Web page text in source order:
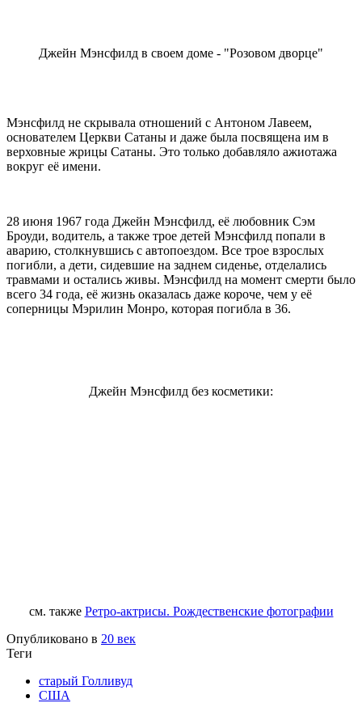
Джейн Мэнсфилд в своем доме - "Розовом дворце"
Мэнсфилд не скрывала отношений с Антоном Лавеем,
основателем Церкви Сатаны и даже была посвящена им в
верховные жрицы Сатаны. Это только добавляло ажиотажа
вокруг её имени.
28 июня 1967 года Джейн Мэнсфилд, её любовник Сэм
Броуди, водитель, а также трое детей Мэнсфилд попали в
аварию, столкнувшись с автопоездом. Все трое взрослых
погибли, а дети, сидевшие на заднем сиденье, отделались
травмами и остались живы. Мэнсфилд на момент смерти было
всего 34 года, её жизнь оказалась даже короче, чем у её
соперницы Мэрилин Монро, которая погибла в 36.
Джейн Мэнсфилд без косметики:
см. также Ретро-актрисы. Рождественские фотографии
Опубликовано в 20 век
Теги
старый Голливуд
США